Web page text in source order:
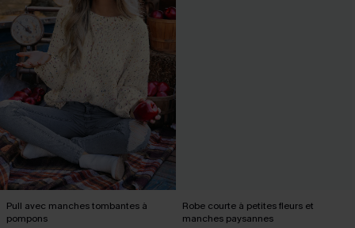
Pull avec manches tombantes à
pompons
Robe courte à petites fleurs et
manches paysannes